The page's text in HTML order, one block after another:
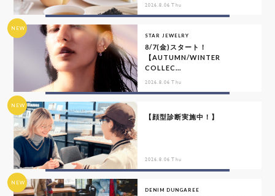
2026.8.06 Thu
NEW
STAR JEWELRY
8/7(金)スタート！
【AUTUMN/WINTER
COLLEC...
2026.8.06 Thu
NEW
【顔型診断実施中！】
2026.8.06 Thu
NEW
DENIM DUNGAREE